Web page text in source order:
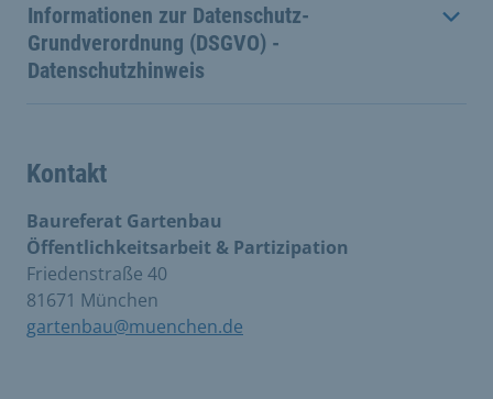
Informationen zur Datenschutz-
Grundverordnung (DSGVO) -
Datenschutzhinweis
Kontakt
Baureferat Gartenbau
Öffentlichkeitsarbeit & Partizipation
Friedenstraße 40
81671 München
gartenbau@muenchen.de